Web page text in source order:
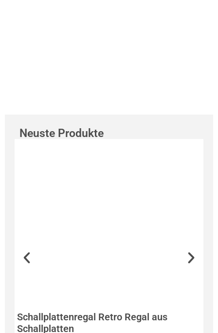
Neuste Produkte
Schallplattenregal Retro Regal aus
Schallplatten